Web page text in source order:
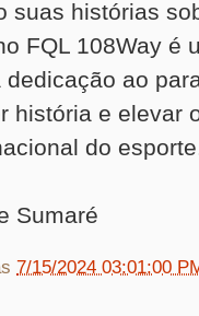
suas histórias
FQL 108Way é
ao
história e elevar
do
Sumaré
7/15/2024 03:01:00